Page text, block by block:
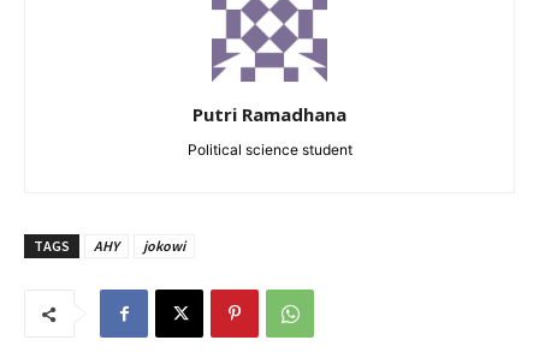
Putri Ramadhana
Political science student
TAGS AHY jokowi